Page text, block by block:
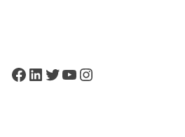
Facebook
LinkedIn
Twitter
YouTube
Instagram